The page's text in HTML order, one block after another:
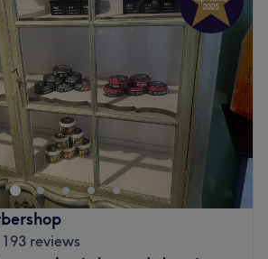
08:30–18:00
18:00
16:00
Gesloten
een moderne salon met eigentijdse
het Wilhelminapark in Tilburg. De
voor jong en oud. In deze sfeervolle
mannen, vrouwen als kinderen
team voorziet je van een fijne
de kappers regelmatig cursussen
manier blijft het team op de
193 reviews